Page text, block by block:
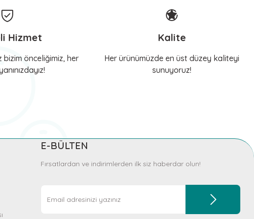
Ekle
Sepete Ekle
Hizmet
bizim önceliğimiz, her
Kalite
Her ürünümüzde en üst düzey kaliteyi
sunuyoruz!
E-BÜLTEN
Fırsatlardan ve indirimlerden ilk siz haberdar olun!